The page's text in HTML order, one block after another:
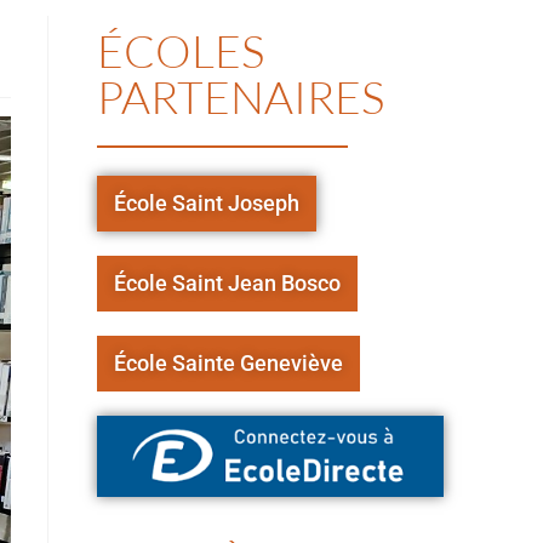
ÉCOLES
PARTENAIRES
École Saint Joseph
École Saint Jean Bosco
École Sainte Geneviève